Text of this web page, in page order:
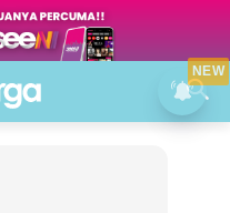
NEW